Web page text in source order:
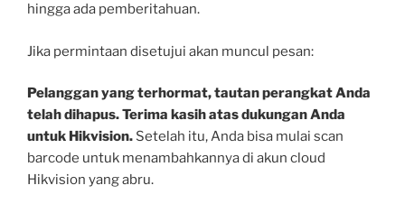
hingga ada pemberitahuan.
Jika permintaan disetujui akan muncul pesan:
Pelanggan yang terhormat, tautan perangkat Anda
telah dihapus. Terima kasih atas dukungan Anda
untuk Hikvision. Setelah itu, Anda bisa mulai scan
barcode untuk menambahkannya di akun cloud
Hikvision yang abru.